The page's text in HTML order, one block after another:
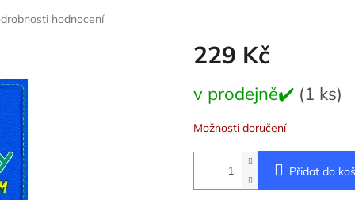
hodnocení
229 Kč
cena:
v prodejně✔️ (1 ks)
Možnosti doručení
Přidat do